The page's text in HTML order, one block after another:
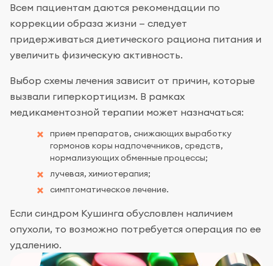
Всем пациентам даются рекомендации по
коррекции образа жизни — следует
придерживаться диетического рациона питания и
увеличить физическую активность.
Выбор схемы лечения зависит от причин, которые
вызвали гиперкортицизм. В рамках
медикаментозной терапии может назначаться:
прием препаратов, снижающих выработку
гормонов коры надпочечников, средств,
нормализующих обменные процессы;
лучевая, химиотерапия;
симптоматическое лечение.
Если синдром Кушинга обусловлен наличием
опухоли, то возможно потребуется операция по ее
удалению.